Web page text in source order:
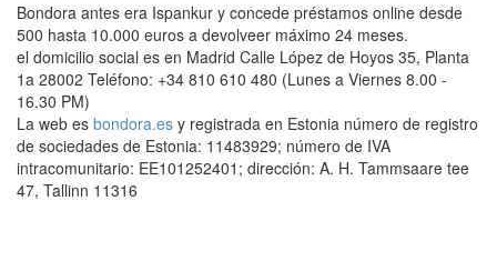
Bondora antes era Ispankur y concede préstamos online desde
500 hasta 10.000 euros a devolveer máximo 24 meses.
el domicilio social es en Madrid Calle López de Hoyos 35, Planta
1a 28002 Teléfono: +34 810 610 480 (Lunes a Viernes 8.00 -
16.30 PM)
La web es bondora.es y registrada en Estonia número de registro
de sociedades de Estonia: 11483929; número de IVA
intracomunitario: EE101252401; dirección: A. H. Tammsaare tee
47, Tallinn 11316